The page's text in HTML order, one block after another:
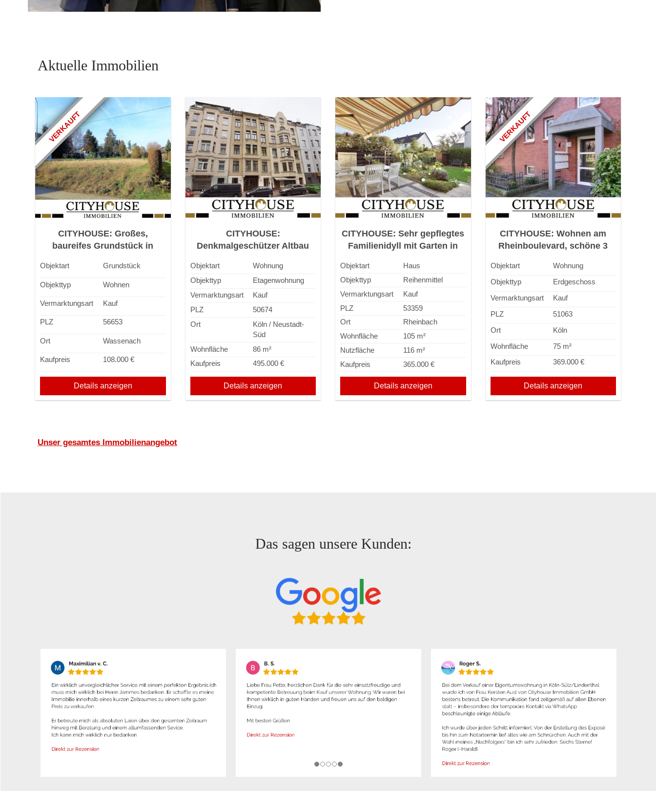
Aktuelle Immobilien
VERKAUFT
CITYHOUSE: Großes,
baureifes Grundstück in
Laacher See
Objektart Grundstück
Objekttyp Wohnen
Vermarktungsart Kauf
PLZ 56653
Ort Wassenach
Kaufpreis 108.000 €
Details anzeigen
CITYHOUSE:
Denkmalgeschützer Altbau
Decken in Top Lage! -
Bezugsfrei!
Objektart
Wohnung
Objekttyp
Etagenwohnung
Vermarktungsart
Kauf
PLZ
50674
Ort
Köln / Neustadt-
Süd
Wohnfläche
86 m²
Kaufpreis
495.000 €
Details anzeigen
CITYHOUSE: Sehr gepflegtes
Familienidyll mit Garten in
Sauna, Einzelgarage!
Objektart
Haus
Objekttyp
Reihenmittel
Vermarktungsart
Kauf
PLZ
53359
Ort
Rheinbach
Wohnfläche
105 m²
Nutzfläche
116 m²
Kaufpreis
365.000 €
Details anzeigen
VERKAUFT
CITYHOUSE: Wohnen am
Rheinboulevard, schöne 3
Terrasse, Garten und TG
Stellplatz
Objektart
Wohnung
Objekttyp
Erdgeschoss
Vermarktungsart
Kauf
PLZ
51063
Ort
Köln
Wohnfläche
75 m²
Kaufpreis
369.000 €
Details anzeigen
Unser gesamtes Immobilienangebot
Das sagen unsere Kunden: